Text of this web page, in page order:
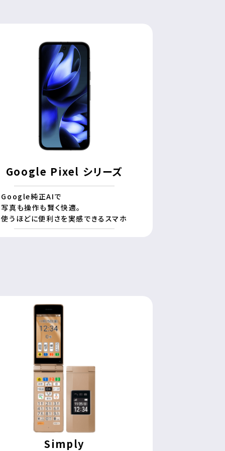
Google Pixel シリーズ
Google純正AIで
写真も操作も賢く快適。
使うほどに便利さを実感できるスマホ
Simply